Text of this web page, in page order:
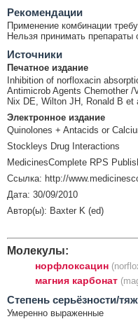
Рекомендации
Применение комбинации
Нельзя принимать препараты
Источники
Печатное издание
Inhibition of norfloxacin
Antimicrob Agents Chemother
Nix DE, Wilton JH, Ronald B et
Электронное издание
Quinolones + Antacids or
Stockleys Drug Interactions
MedicinesComplete RPS
Ссылка: http://
Дата: 30/09/2010
Автор(ы): Baxter K (ed)
Молекулы:
норфлоксацин
магния карбонат
Cтепень серьёзности/
Умеренно выраженные